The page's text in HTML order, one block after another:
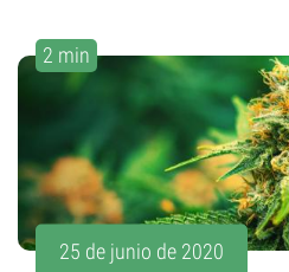
2 min
25 de junio de 2020